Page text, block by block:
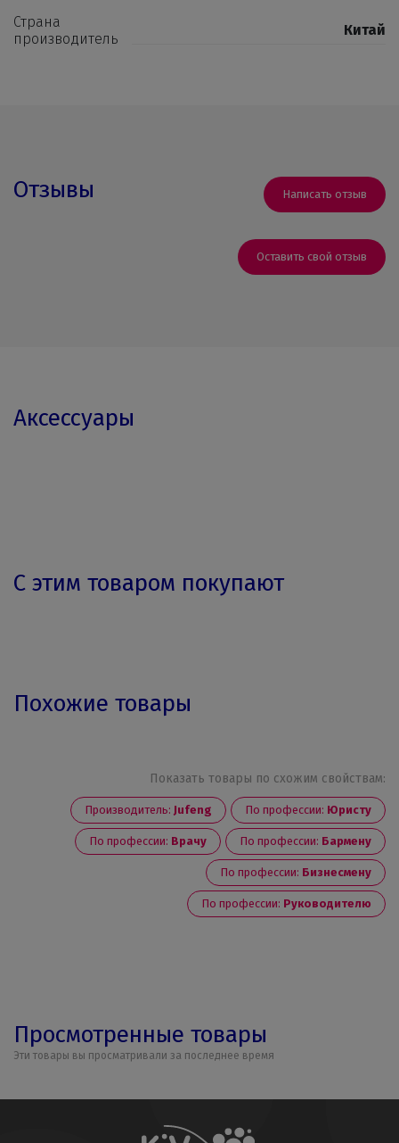
Страна
производитель
Китай
Отзывы Написать отзыв
Оставить свой отзыв
Аксессуары
С этим товаром покупают
Похожие товары
Показать товары по схожим свойствам:
Производитель: Jufeng По профессии: Юристу
По профессии: Врачу По профессии: Бармену
По профессии: Бизнесмену
По профессии: Руководителю
Просмотренные товары
Эти товары вы просматривали за последнее время